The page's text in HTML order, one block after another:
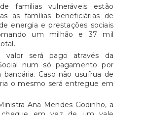
famílias vulneráveis estão
as famílias beneficiárias de
energia e prestações sociais
um milhão e 37 mil
valor será pago através da
num só pagamento por
bancária. Caso não usufrua de
o mesmo será entregue em
Ana Mendes Godinho, a